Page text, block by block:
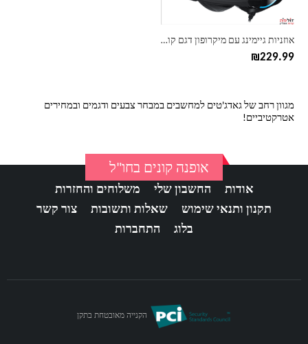
אוזניות גיימינג עם מיקרופון דגם קולור
₪229.99
האפשרויות
מגוון רחב של גאדג'טים למחשבים במבחר צבעים ודגמים ובמחירים
אטרקטיביים!
אופנה קונים בחו"ל
אודות החשבון שלי
משלוחים והחזרות
תקנון ותנאי שימוש
שאלות ותשובות
צור קשר
בלוג
התחברות
הקנייה מאובטחת בתקן